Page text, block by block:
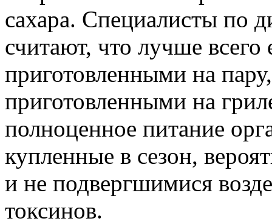
сахара. Специалисты по
считают, что лучше
приготовленными на
приготовленными на
полноценное питание
купленные в сезон,
и не подвергшимися
токсинов.